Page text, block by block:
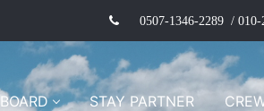
0507-1346-2289 / 010-
STAY PARTNER